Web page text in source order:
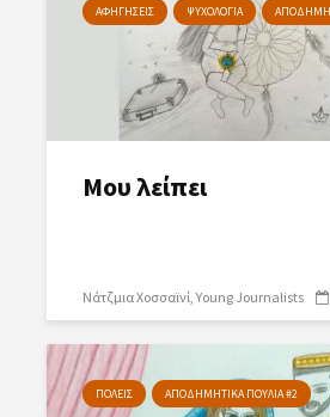
ΑΦΗΓΗΣΕΙΣ ΨΥΧΟΛΟΓΙΑ
Μου λείπει
Νάτζμια Χοσσαϊνί Young Journalists
ΠΟΛΕΙΣ ΑΠΟΔΗΜΗΤΙΚΑ ΠΟΥΛΙΑ #2